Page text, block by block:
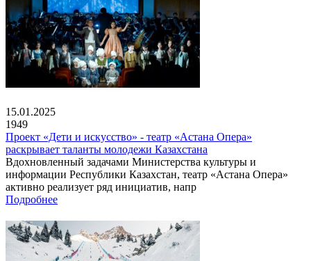
15.01.2025
1949
Проект «Дети и искусство» - театр «Астана Опера»
раскрывает таланты молодежи Казахстана
Вдохновленный задачами Министерства культуры и
информации Республики Казахстан, театр «Астана Опера»
активно реализует ряд инициатив, напр
Подробнее